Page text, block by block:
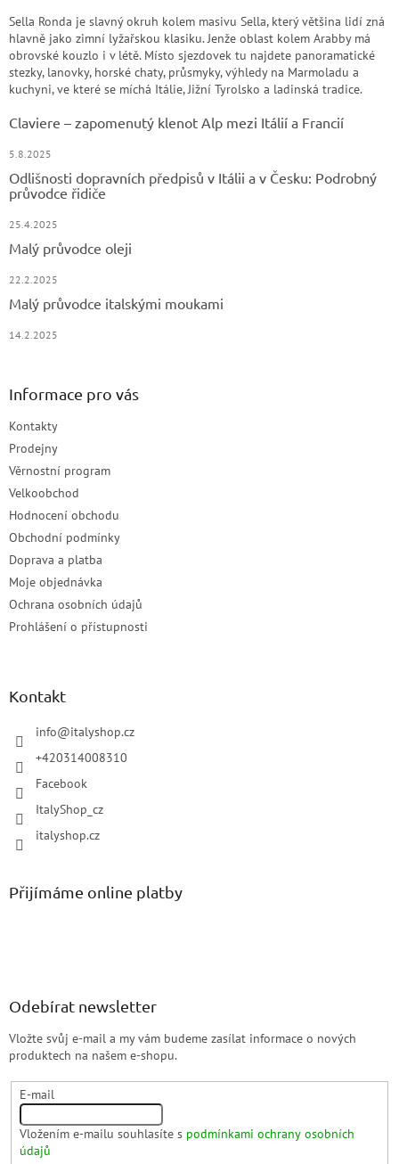
Sella Ronda je slavný okruh kolem masivu Sella, který většina lidí zná
hlavně jako zimní lyžařskou klasiku. Jenže oblast kolem Arabby má
obrovské kouzlo i v létě. Místo sjezdovek tu najdete panoramatické
stezky, lanovky, horské chaty, průsmyky, výhledy na Marmoladu a
kuchyni, ve které se míchá Itálie, Jižní Tyrolsko a ladinská tradice.
Claviere – zapomenutý klenot Alp mezi Itálií a Francií
5.8.2025
Odlišnosti dopravních předpisů v Itálii a v Česku: Podrobný
průvodce řidiče
25.4.2025
Malý průvodce oleji
22.2.2025
Malý průvodce italskými moukami
14.2.2025
Informace pro vás
Kontakty
Prodejny
Věrnostní program
Velkoobchod
Hodnocení obchodu
Obchodní podmínky
Doprava a platba
Moje objednávka
Ochrana osobních údajů
Prohlášení o přístupnosti
Kontakt
info@italyshop.cz
+420314008310
Facebook
ItalyShop_cz
italyshop.cz
Přijímáme online platby
Odebírat newsletter
Vložte svůj e-mail a my vám budeme zasílat informace o nových
produktech na našem e-shopu.
E-mail
Vložením e-mailu souhlasíte s podmínkami ochrany osobních
údajů